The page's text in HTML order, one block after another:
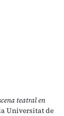
teatral en
Universitat de